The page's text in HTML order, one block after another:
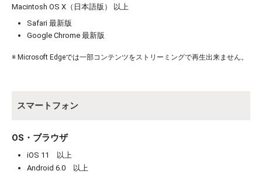
Macintosh OS X（日本語版） 以上
Safari 最新版
Google Chrome 最新版
※ Microsoft Edgeでは一部コンテンツをストリーミングで再生出来ません。
スマートフォン
OS・ブラウザ
iOS 11 以上
Android 6.0 以上